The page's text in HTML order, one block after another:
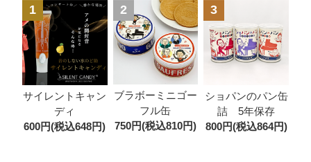
1
サイレントキャン
ディ
600円(税込648円)
2
ブラボーミニゴー
フル缶
750円(税込810円)
3
ショパンのパン缶
詰 5年保存
800円(税込864円)